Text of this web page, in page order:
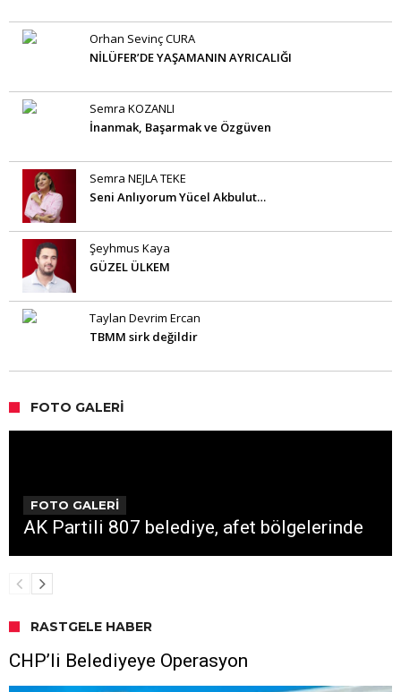
Orhan Sevinç CURA
NİLÜFER’DE YAŞAMANIN AYRICALIĞI
Semra KOZANLI
İnanmak, Başarmak ve Özgüven
Semra NEJLA TEKE
Seni Anlıyorum Yücel Akbulut…
Şeyhmus Kaya
GÜZEL ÜLKEM
Taylan Devrim Ercan
TBMM sirk değildir
FOTO GALERI
FOTO GALERİ
AK Partili 807 belediye, afet bölgelerinde
RASTGELE HABER
CHP’li Belediyeye Operasyon